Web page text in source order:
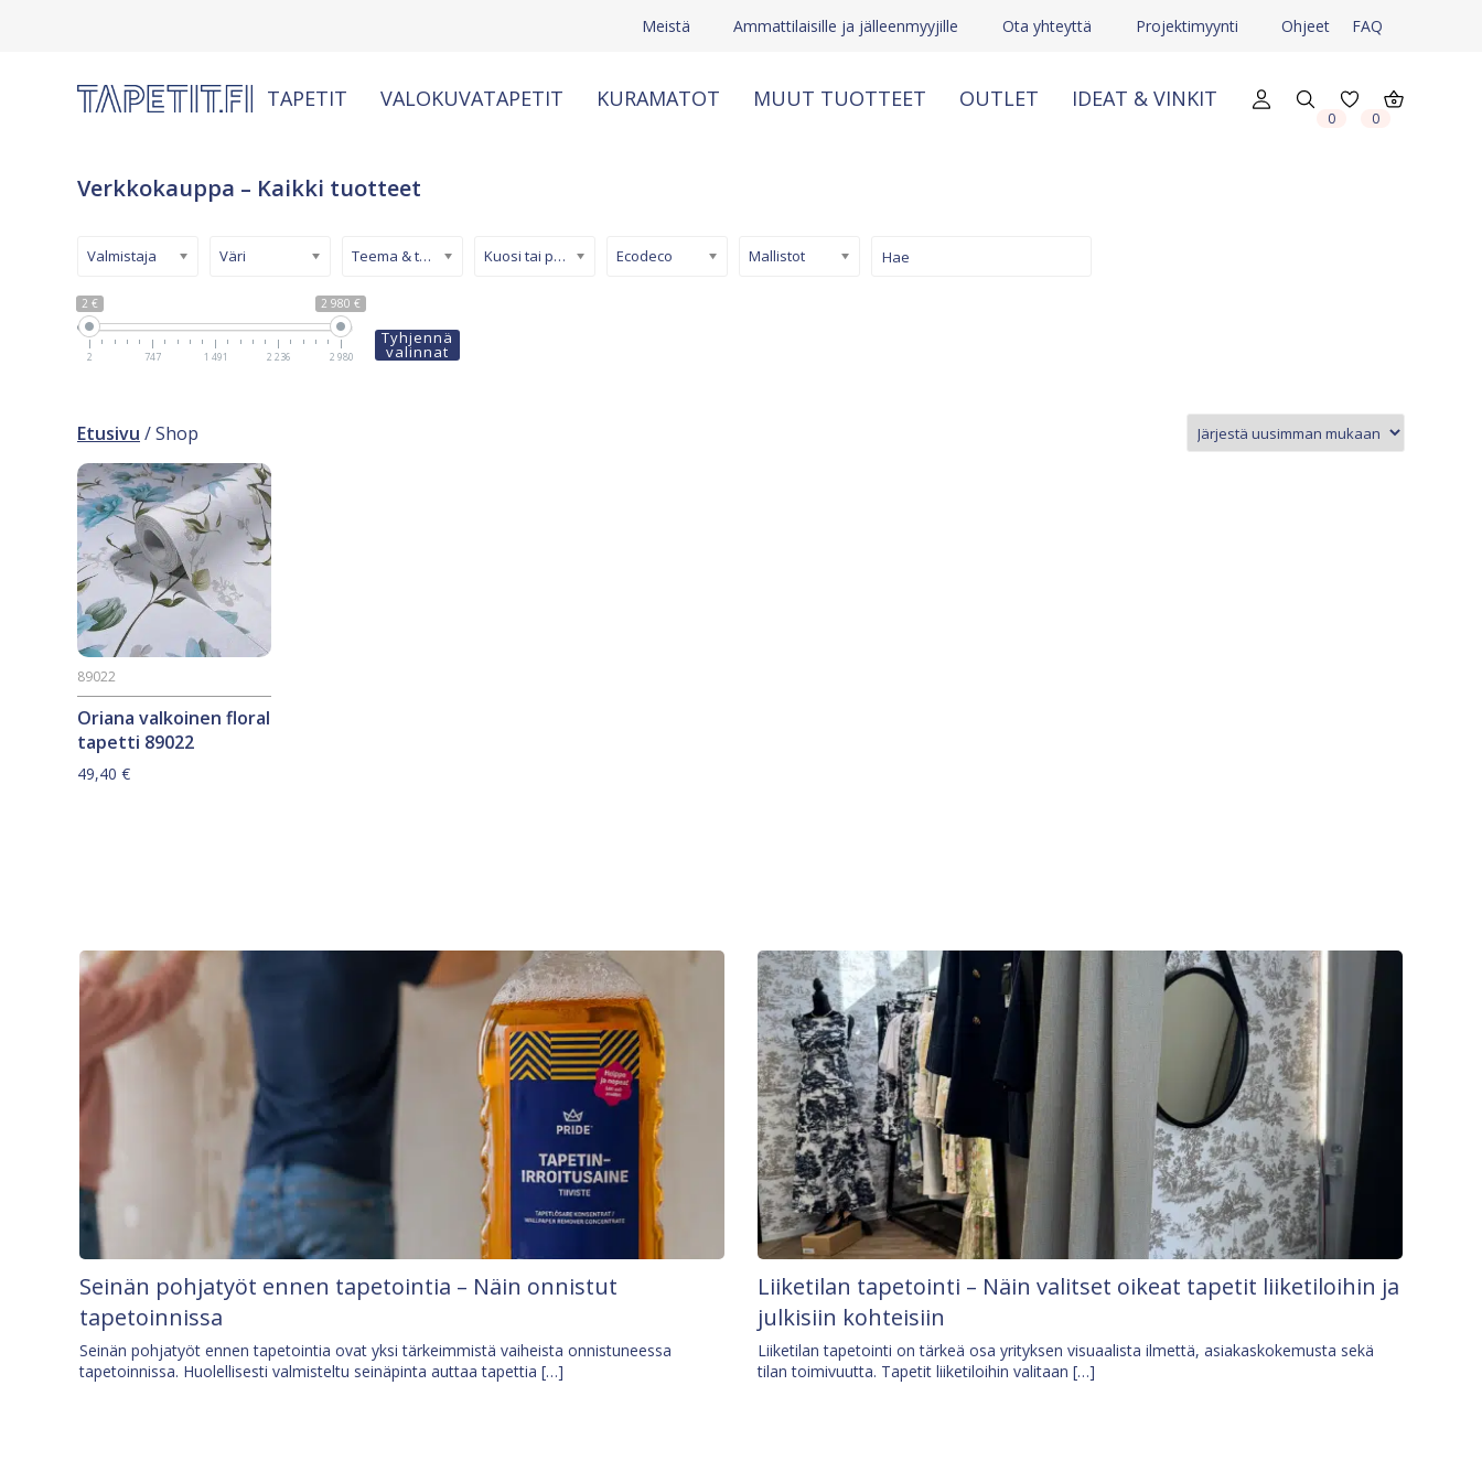
Meistä Ammattilaisille ja jälleenmyyjille Ota yhteyttä Projektimyynti Ohjeet FAQ
TAPETIT VALOKUVATAPETIT KURAMATOT MUUT TUOTTEET OUTLET IDEAT & VINKIT
0 0
Verkkokauppa – Kaikki tuotteet
2 € 2 980 €
2 747 1 491 2 236 2 980
Valmistaja Väri Teema & tyyli Kuosi tai pinta Ecodeco Mallistot
Tyhjennä
valinnat
Etusivu / Shop
Oriana valkoinen floral
tapetti 89022
89022
49,40 €
Seinän pohjatyöt ennen tapetointia – Näin onnistut
tapetoinnissa
Seinän pohjatyöt ennen tapetointia ovat yksi tärkeimmistä vaiheista onnistuneessa
tapetoinnissa. Huolellisesti valmisteltu seinäpinta auttaa tapettia […]
Liiketilan tapetointi – Näin valitset oikeat tapetit liiketiloihin ja
julkisiin kohteisiin
Liiketilan tapetointi on tärkeä osa yrityksen visuaalista ilmettä, asiakaskokemusta sekä
tilan toimivuutta. Tapetit liiketiloihin valitaan […]